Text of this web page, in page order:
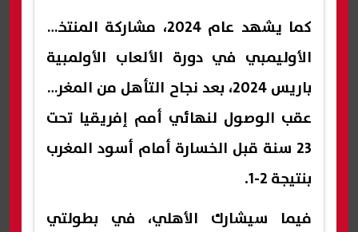
كما يشهد عام 2024، مشاركة المنتخب
الأوليمبي في دورة الألعاب الأولمبية
باريس 2024، بعد نجاح التأهل من المغرب
عقب الوصول لنهائي أمم إفريقيا تحت
23 سنة قبل الخسارة أمام أسود المغرب
بنتيجة 2-1.
فيما سيشارك الأهلي، في بطولتي